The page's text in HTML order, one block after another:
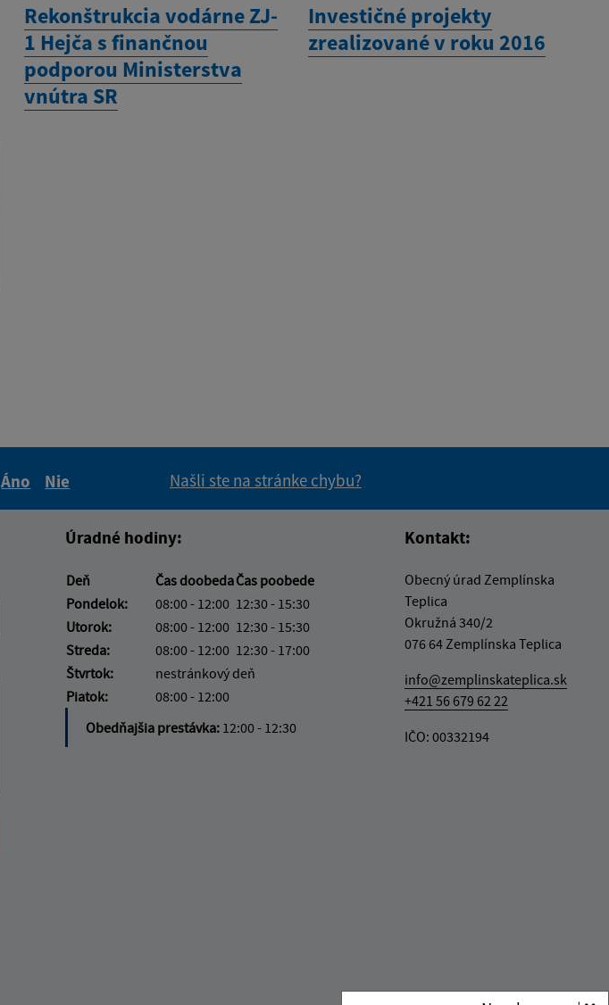
Rekonštrukcia vodárne ZJ-
1 Hejča s finančnou
podporou Ministerstva
vnútra SR
Investičné projekty
zrealizované v roku 2016
Áno
Nie
Našli ste na stránke chybu?
Úradné hodiny:
Deň Čas doobedaČas poobede
Pondelok:
08:00 - 12:00 12:30 - 15:30
Utorok:
08:00 - 12:00 12:30 - 15:30
Streda:
08:00 - 12:00 12:30 - 17:00
Štvrtok:
nestránkový deň
Piatok:
08:00 - 12:00
Obedňajšia prestávka: 12:00 - 12:30
Kontakt:
Obecný úrad Zemplínska
Teplica
Okružná 340/2
076 64 Zemplínska Teplica
info@zemplinskateplica.sk
+421 56 679 62 22
IČO: 00332194